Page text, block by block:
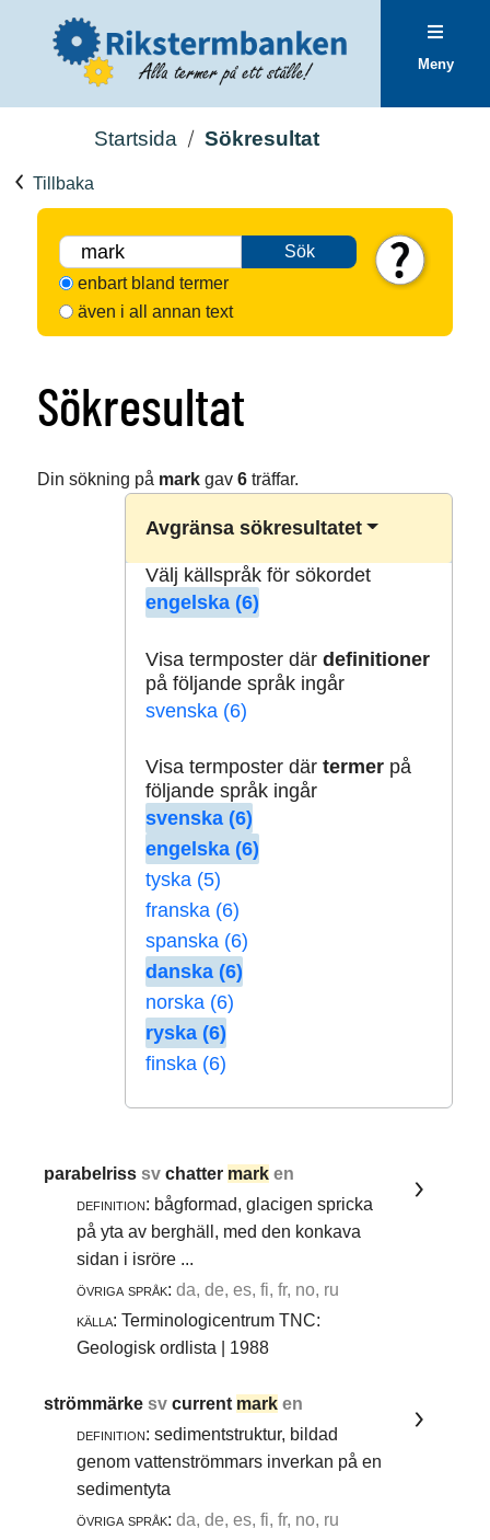
Meny
Startsida Sökresultat
Tillbaka
Sök
enbart bland termer
även i all annan text
Sökresultat
Din sökning på markgav 6träffar.
Avgränsa sökresultatet
Välj källspråk för sökordet
engelska (6)
Visa termposter där definitioner
på följande språk ingår
svenska (6)
Visa termposter där termerpå
följande språk ingår
svenska (6)
engelska (6)
tyska (5)
franska (6)
spanska (6)
danska (6)
norska (6)
ryska (6)
finska (6)
parabelrisssvchatter mark en
definition: bågformad, glacigen spricka
på yta av berghäll, med den konkava
sidan i isröre ...
övriga språk: da, de, es, fi, fr, no, ru
källa: Terminologicentrum TNC:
Geologisk ordlista | 1988
strömmärkesvcurrent mark en
definition: sedimentstruktur, bildad
genom vattenströmmars inverkan på en
sedimentyta
övriga språk: da, de, es, fi, fr, no, ru